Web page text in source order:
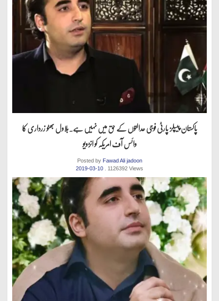
پاکستان پیپلز پارٹی فوجی عدالتوں کے حق میں نہیں ہے.بلاول بھٹو زرداری کا
وائس آف امریکہ کو انڑویو
Posted by Fawad Ali jadoon
2019-03-10 . 1126392 Views